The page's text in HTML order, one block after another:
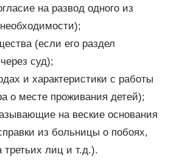
на развод одного из
(если его раздел
суд);
и характеристики с работы
о месте проживания детей);
на веские основания
из больницы о побоях,
третьих лиц и т.д.).